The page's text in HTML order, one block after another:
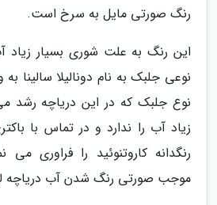
رنگ صورتی مایل به سرخ است.
این رنگ به علت شوری بسیار زیاد
نوعی جلبک به نام دونالیلا سالینا
نوع جلبک که در این دریاچه رشد
زیاد آب را ندارد و در تماس با
رنگدانه کاروتنوئید را فراوری
موجب صورتی رنگ شدن آب دریاچه